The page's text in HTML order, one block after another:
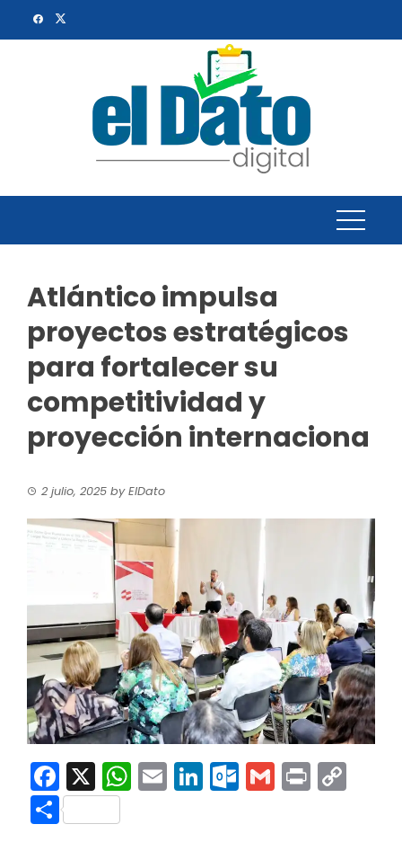
Atlántico impulsa
proyectos estratégicos
para fortalecer su
competitividad y
proyección internaciona
2 julio, 2025 byElDato
Facebook
X WhatsApp
EmailLinkedInGmail
Print
Compartir